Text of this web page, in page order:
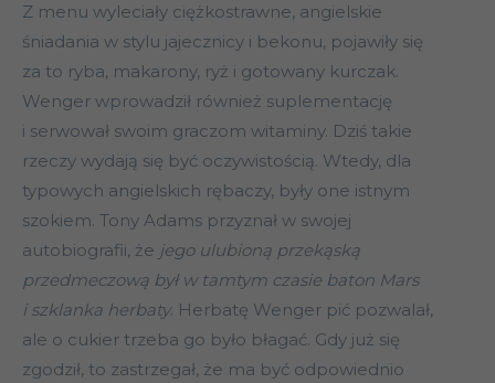
Z menu wyleciały ciężkostrawne, angielskie
śniadania w stylu jajecznicy i bekonu, pojawiły się
za to ryba, makarony, ryż i gotowany kurczak.
Wenger wprowadził również suplementację
i serwował swoim graczom witaminy. Dziś takie
rzeczy wydają się być oczywistością. Wtedy, dla
typowych angielskich rębaczy, były one istnym
szokiem. Tony Adams przyznał w swojej
autobiografii, że jego ulubioną przekąską
przedmeczową był w tamtym czasie baton Mars
i szklanka herbaty. Herbatę Wenger pić pozwalał,
ale o cukier trzeba go było błagać. Gdy już się
zgodził, to zastrzegał, że ma być odpowiednio